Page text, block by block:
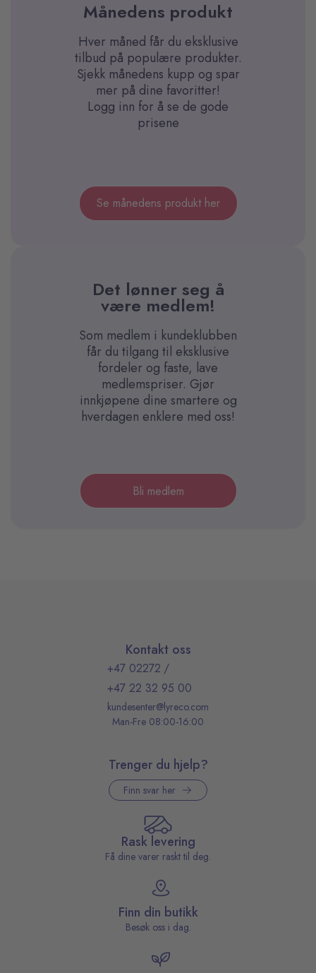
Månedens produkt
Hver måned får du eksklusive
tilbud på populære produkter.
Sjekk månedens kupp og spar
mer på dine favoritter!
Logg inn for å se de gode
prisene
Se månedens produkt her
Det lønner seg å
være medlem!
Som medlem i kundeklubben
får du tilgang til eksklusive
fordeler og faste, lave
medlemspriser. Gjør
innkjøpene dine smartere og
hverdagen enklere med oss!
Bli medlem
Kontakt oss
+47 02272 /
+47 22 32 95 00
kundesenter@lyreco.com
Man-Fre 08:00-16:00
Trenger du hjelp?
Finn svar her
Rask levering
Få dine varer raskt til deg.
Finn din butikk
Besøk oss i dag.